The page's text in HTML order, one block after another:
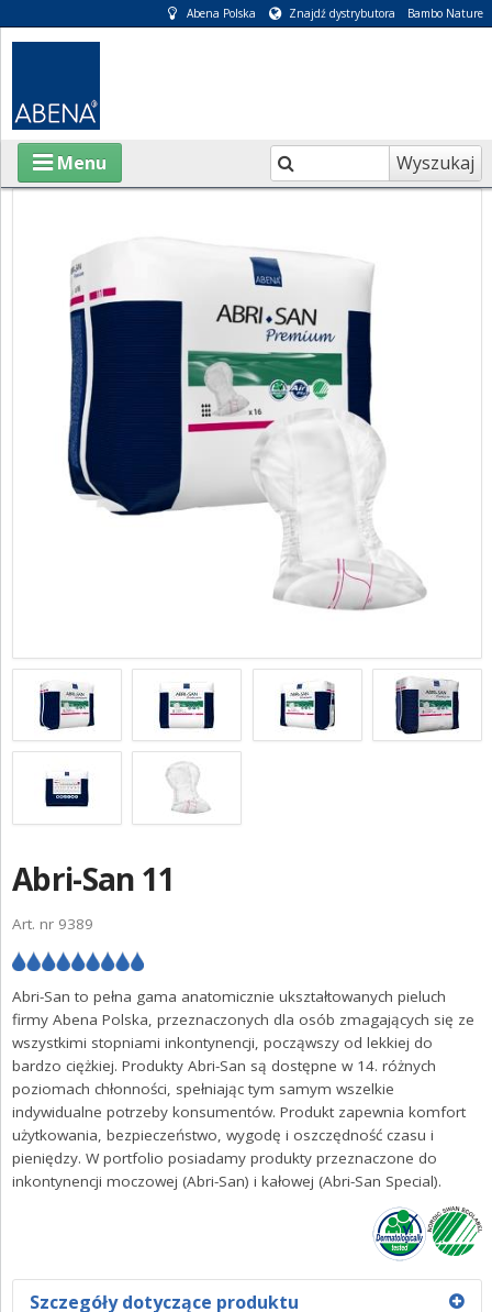
Abena Polska Znajdź dystrybutora Bambo Nature
Wyszukaj
Menu
O ABENA
KATALOGI
INFORMACJE
E-SKLEP
PIELĘGNACJA OSÓB CHORYCH
ZGŁOŚ INCYDENT MEDYCZNY
ROZWIĄZANIA BARIATRYCZNE
RAPORT ESG
KONTAKT
ZNAJDŹ DYSTRYBUTORA
ZALOGUJ SIĘ
Abri-San 11
Art. nr 9389
Abri-San to pełna gama anatomicznie ukształtowanych pieluch
firmy Abena Polska, przeznaczonych dla osób zmagających się ze
wszystkimi stopniami inkontynencji, począwszy od lekkiej do
bardzo ciężkiej. Produkty Abri-San są dostępne w 14. różnych
poziomach chłonności, spełniając tym samym wszelkie
indywidualne potrzeby konsumentów. Produkt zapewnia komfort
użytkowania, bezpieczeństwo, wygodę i oszczędność czasu i
pieniędzy. W portfolio posiadamy produkty przeznaczone do
inkontynencji moczowej (Abri-San) i kałowej (Abri-San Special).
Szczegóły dotyczące produktu